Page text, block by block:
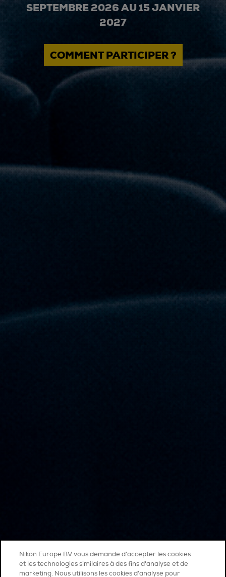
SEPTEMBRE 2026 AU 15 JANVIER
2027
COMMENT PARTICIPER ?
Nikon Europe BV vous demande d'accepter les cookies
et les technologies similaires à des fins d'analyse et de
marketing. Nous utilisons les cookies d’analyse pour